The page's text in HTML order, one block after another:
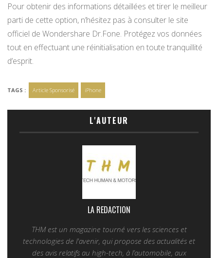
Pour obtenir des informations détaillées et tirer le meilleur
parti de cette option, n’hésitez pas à consulter le site
officiel de Wondershare Dr.Fone. Protégez vos données
tout en effectuant une réinitialisation en toute tranquillité
d’esprit.
TAGS : Article Sponsorisé iPhone
L'AUTEUR
LA REDACTION
THM est un magazine tourné vers les sciences et
technologies de l'avenir, qui propose des actualités et
des avis relatifs au high-tech, à l’automobile, aux